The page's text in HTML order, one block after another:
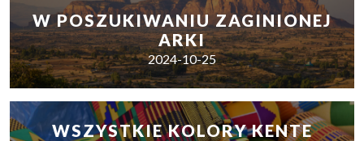
W POSZUKIWANIU ZAGINIONEJ
ARKI
2024-10-25
WSZYSTKIE KOLORY KENTE